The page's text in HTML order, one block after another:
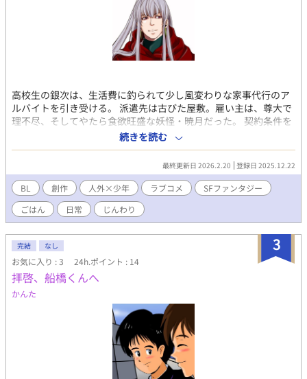
高校生の銀次は、生活費に釣られて少し風変わりな家事代行のア
ルバイトを引き受ける。 派遣先は古びた屋敷。雇い主は、尊大で
理不尽、そしてやたら食欲旺盛な妖怪・暁月だった。 契約条件を
軽く考えていた銀次は、ある違反をきっかけに命を落としかけ
る。だが暁月は彼を殺さず、生かす選択をした。 理由は単純だっ
た――銀次の作る食事が、千年続いた飢えを満たしたからだ。 こ
うして始まった、人間と妖怪の奇妙な同居生活。 おでん、鍋、カ
レー。大量に作られ、当たり前のように食べ尽くされる食卓。 尊
大な態度の裏で、どこか子どもじみた暁月と、淡々と日常を回す
銀次は、少しずつ互いの存在に馴染んでいく。 そしてやがて銀次
はこの星を廻す機構の根幹に巻き込まれていく…
続きを読む
最終更新日 2026.2.20 登録日 2025.12.22
BL 創作 人外×少年 ラブコメ
SFファンタジー
ごはん
日常 じんわり
3
完結 なし
お気に入り : 3 24h.ポイント : 14
拝啓、船橋くんへ
かんた